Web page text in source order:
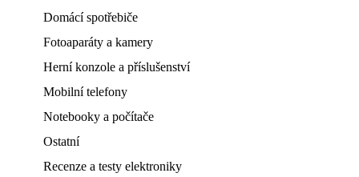
Domácí spotřebiče
Fotoaparáty a kamery
Herní konzole a příslušenství
Mobilní telefony
Notebooky a počítače
Ostatní
Recenze a testy elektroniky